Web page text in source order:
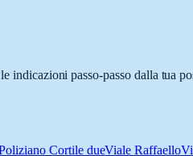
passo-passo dalla tua
Cortile dueViale Raffaello